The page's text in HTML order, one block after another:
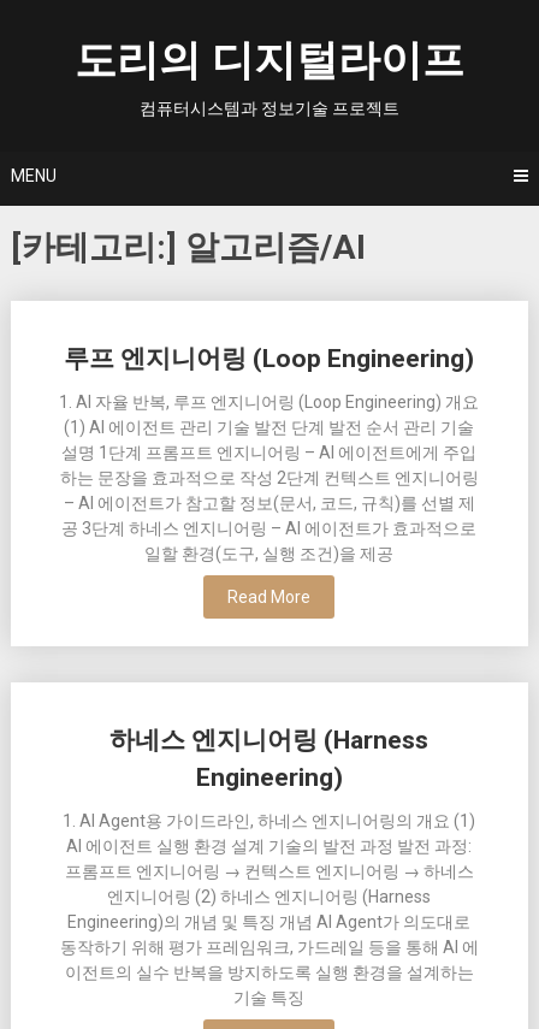
도리의 디지털라이프
컴퓨터시스템과 정보기술 프로젝트
MENU
[카테고리:] 알고리즘/AI
루프 엔지니어링 (Loop Engineering)
1. AI 자율 반복, 루프 엔지니어링 (Loop Engineering) 개요
(1) AI 에이전트 관리 기술 발전 단계 발전 순서 관리 기술
설명 1단계 프롬프트 엔지니어링 – AI 에이전트에게 주입
하는 문장을 효과적으로 작성 2단계 컨텍스트 엔지니어링
– AI 에이전트가 참고할 정보(문서, 코드, 규칙)를 선별 제
공 3단계 하네스 엔지니어링 – AI 에이전트가 효과적으로
일할 환경(도구, 실행 조건)을 제공
Read More
하네스 엔지니어링 (Harness
Engineering)
1. AI Agent용 가이드라인, 하네스 엔지니어링의 개요 (1)
AI 에이전트 실행 환경 설계 기술의 발전 과정 발전 과정:
프롬프트 엔지니어링 → 컨텍스트 엔지니어링 → 하네스
엔지니어링 (2) 하네스 엔지니어링 (Harness
Engineering)의 개념 및 특징 개념 AI Agent가 의도대로
동작하기 위해 평가 프레임워크, 가드레일 등을 통해 AI 에
이전트의 실수 반복을 방지하도록 실행 환경을 설계하는
기술 특징
navigation